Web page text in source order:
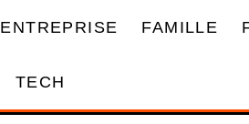
ENTREPRISE FAMILLE
TECH